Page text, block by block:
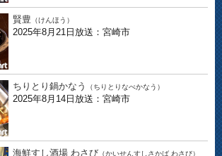
賢豊 （けんほう）
2025年8月21日放送：宮崎市
ちりとり鍋かなう （ちりとりなべかなう）
2025年8月14日放送：宮崎市
海鮮すし酒場 わさび （かいせんすしさかば わさび）